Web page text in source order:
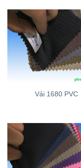
Vải 1680 PVC